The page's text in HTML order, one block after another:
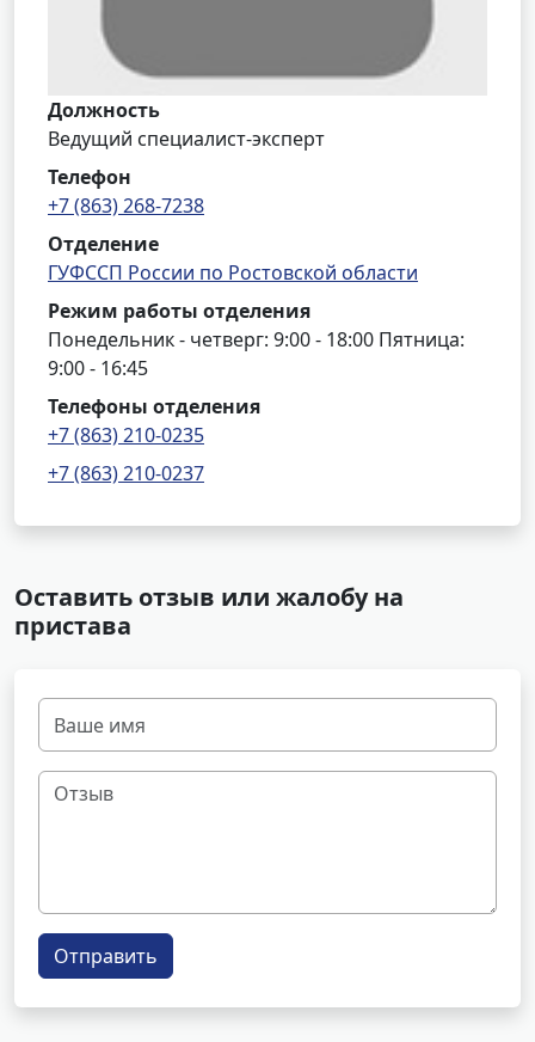
Должность
Ведущий специалист-эксперт
Телефон
+7 (863) 268-7238
Отделение
ГУФССП России по Ростовской области
Режим работы отделения
Понедельник - четверг: 9:00 - 18:00 Пятница:
9:00 - 16:45
Телефоны отделения
+7 (863) 210-0235
+7 (863) 210-0237
Оставить отзыв или жалобу на
пристава
Отправить